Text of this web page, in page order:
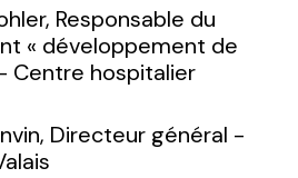
Responsable du
« développement de
Centre hospitalier
Directeur général -